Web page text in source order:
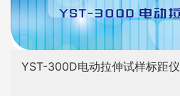
YST-300D电动拉伸试样标距仪